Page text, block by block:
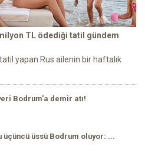
TL ödediği tatil gündem
yapan Rus ailenin bir haftalık
Bodrum'a demir atı!
üçüncü üssü Bodrum oluyor: ...